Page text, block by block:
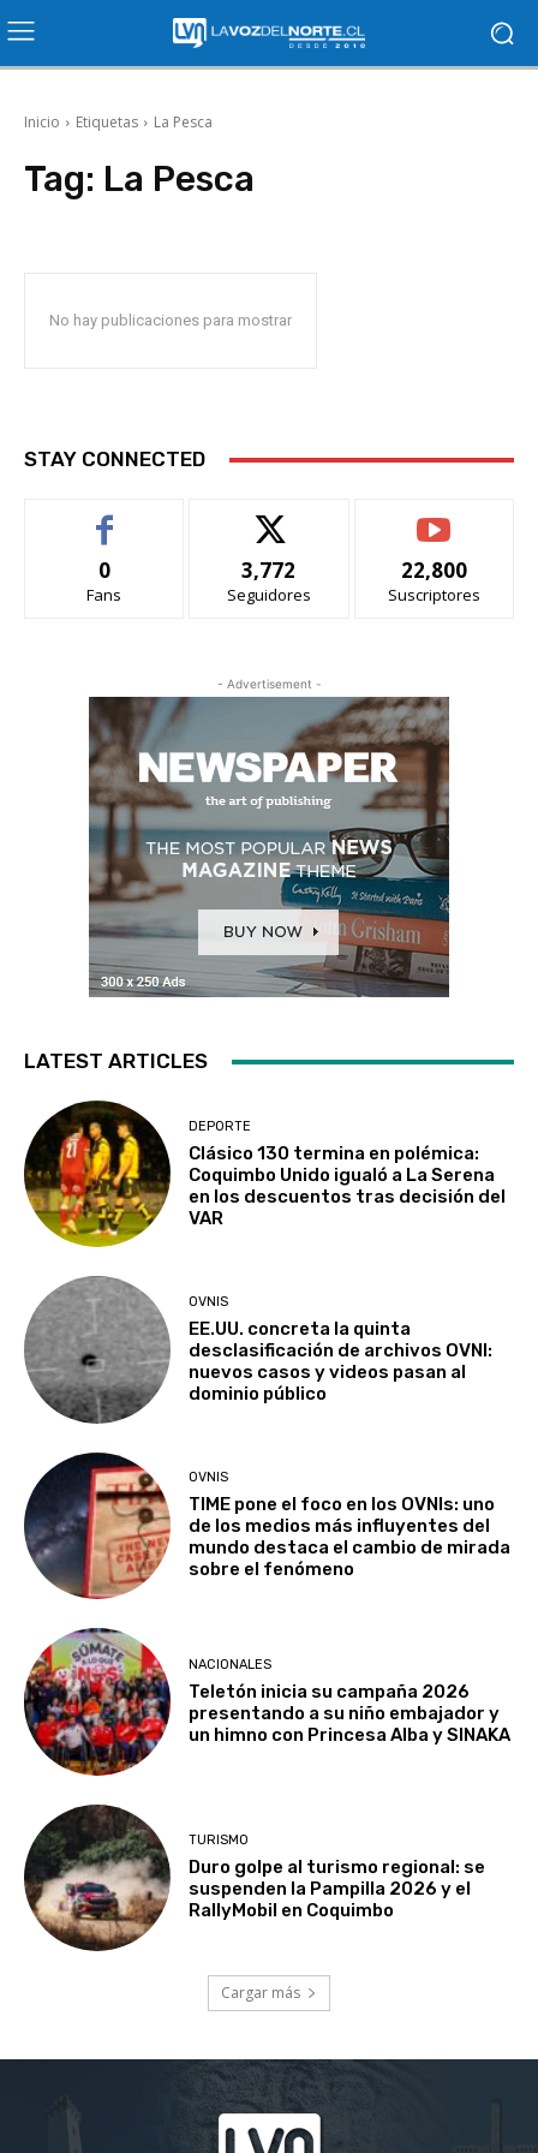
Inicio Etiquetas La Pesca
Tag: La Pesca
No hay publicaciones para mostrar
STAY CONNECTED
0
Fans
3,772
Seguidores
22,800
Suscriptores
- Advertisement -
LATEST ARTICLES
DEPORTE
Clásico 130 termina en polémica:
Coquimbo Unido igualó a La Serena
en los descuentos tras decisión del
VAR
OVNIS
EE.UU. concreta la quinta
desclasificación de archivos OVNI:
nuevos casos y videos pasan al
dominio público
OVNIS
TIME pone el foco en los OVNIs: uno
de los medios más influyentes del
mundo destaca el cambio de mirada
sobre el fenómeno
NACIONALES
Teletón inicia su campaña 2026
presentando a su niño embajador y
un himno con Princesa Alba y SINAKA
TURISMO
Duro golpe al turismo regional: se
suspenden la Pampilla 2026 y el
RallyMobil en Coquimbo
Cargar más